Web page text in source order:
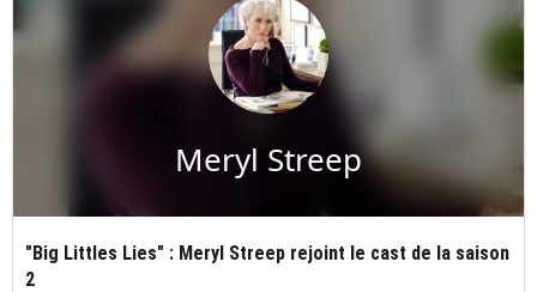
Meryl Streep
"Big Littles Lies" : Meryl Streep rejoint le cast de la saison
2